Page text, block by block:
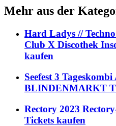
Mehr aus der
Hard Ladys //
Club X Discothek
kaufen
Seefest 3
BLINDENMARKT
Rectory 2023
Tickets kaufen